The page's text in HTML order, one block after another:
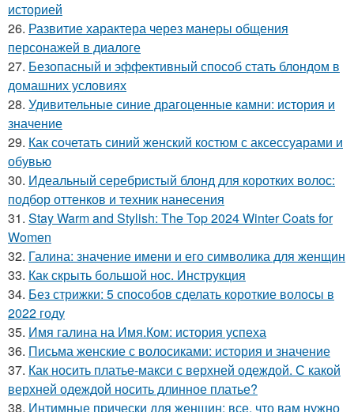
историей
26. Развитие характера через манеры общения
персонажей в диалоге
27. Безопасный и эффективный способ стать блондом в
домашних условиях
28. Удивительные синие драгоценные камни: история и
значение
29. Как сочетать синий женский костюм с аксессуарами и
обувью
30. Идеальный серебристый блонд для коротких волос:
подбор оттенков и техник нанесения
31. Stay Warm and Stylish: The Top 2024 Winter Coats for
Women
32. Галина: значение имени и его символика для женщин
33. Как скрыть большой нос. Инструкция
34. Без стрижки: 5 способов сделать короткие волосы в
2022 году
35. Имя галина на Имя.Ком: история успеха
36. Письма женские с волосиками: история и значение
37. Как носить платье-макси с верхней одеждой. С какой
верхней одеждой носить длинное платье?
38. Интимные прически для женщин: все, что вам нужно